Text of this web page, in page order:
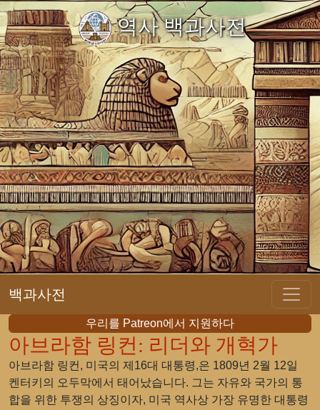
역사 백과사전
백과사전
우리를 Patreon에서 지원하다
아브라함 링컨: 리더와 개혁가
아브라함 링컨, 미국의 제16대 대통령,은 1809년 2월 12일
켄터키의 오두막에서 태어났습니다. 그는 자유와 국가의 통
합을 위한 투쟁의 상징이자, 미국 역사상 가장 유명한 대통령